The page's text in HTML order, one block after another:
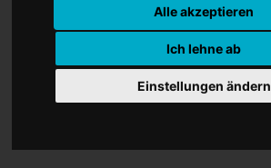
Alle akzeptieren
Ich lehne ab
Einstellungen ändern